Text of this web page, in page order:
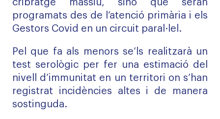
cribratge massiu, sinó que seran
programats des de l’atenció primària i els
Gestors Covid en un circuit paral·lel.
Pel que fa als menors se’ls realitzarà un
test serològic per fer una estimació del
nivell d’immunitat en un territori on s’han
registrat incidències altes i de manera
sostinguda.